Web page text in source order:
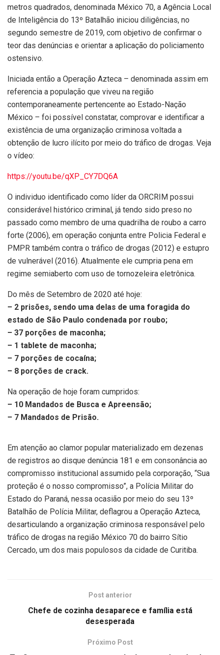
metros quadrados, denominada México 70, a Agência Local
de Inteligência do 13º Batalhão iniciou diligências, no
segundo semestre de 2019, com objetivo de confirmar o
teor das denúncias e orientar a aplicação do policiamento
ostensivo.
Iniciada então a Operação Azteca – denominada assim em
referencia a população que viveu na região
contemporaneamente pertencente ao Estado-Nação
México – foi possível constatar, comprovar e identificar a
existência de uma organização criminosa voltada a
obtenção de lucro ilícito por meio do tráfico de drogas. Veja
o vídeo:
https://youtu.be/qXP_CY7DQ6A
O individuo identificado como líder da ORCRIM possui
considerável histórico criminal, já tendo sido preso no
passado como membro de uma quadrilha de roubo a carro
forte (2006), em operação conjunta entre Policia Federal e
PMPR também contra o tráfico de drogas (2012) e estupro
de vulnerável (2016). Atualmente ele cumpria pena em
regime semiaberto com uso de tornozeleira eletrônica.
Do mês de Setembro de 2020 até hoje:
– 2 prisões, sendo uma delas de uma foragida do
estado de São Paulo condenada por roubo;
– 37 porções de maconha;
– 1 tablete de maconha;
– 7 porções de cocaína;
– 8 porções de crack.
Na operação de hoje foram cumpridos:
– 10 Mandados de Busca e Apreensão;
– 7 Mandados de Prisão.
Em atenção ao clamor popular materializado em dezenas
de registros ao disque denúncia 181 e em consonância ao
compromisso institucional assumido pela corporação, “Sua
proteção é o nosso compromisso”, a Polícia Militar do
Estado do Paraná, nessa ocasião por meio do seu 13º
Batalhão de Polícia Militar, deflagrou a Operação Azteca,
desarticulando a organização criminosa responsável pelo
tráfico de drogas na região México 70 do bairro Sítio
Cercado, um dos mais populosos da cidade de Curitiba.
Post anterior
Chefe de cozinha desaparece e família está
desesperada
Próximo Post